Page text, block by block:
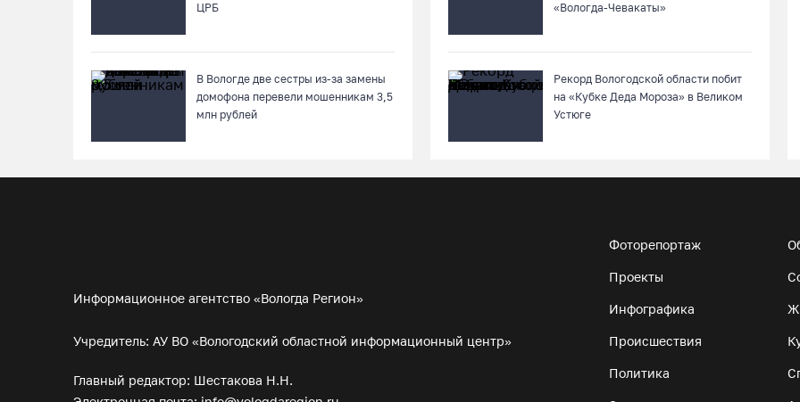
ЦРБ
В Вологде две сестры из-за замены
домофона перевели мошенникам 3,5
млн рублей
«Вологда-Чевакаты»
Рекорд Вологодской области побит
на «Кубке Деда Мороза» в Великом
Устюге
Информационное агентство «Вологда Регион»
Учредитель: АУ ВО «Вологодский областной информационный центр»
Главный редактор: Шестакова Н.Н.
Фоторепортаж
Проекты
Инфографика
Происшествия
Политика